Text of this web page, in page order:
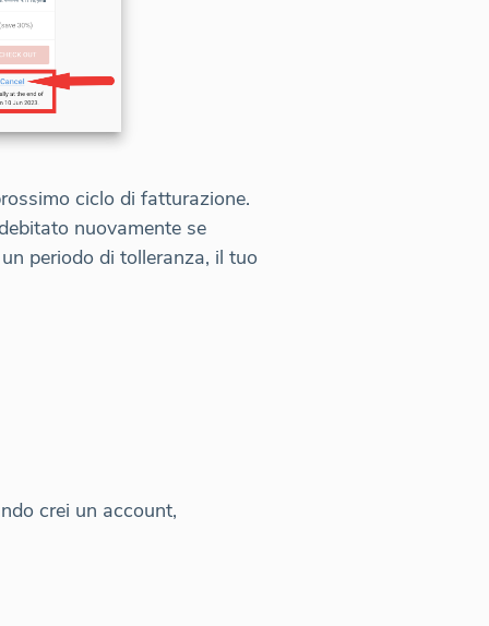
ciclo di fatturazione.
nuovamente se
periodo di tolleranza, il tuo
crei un account,